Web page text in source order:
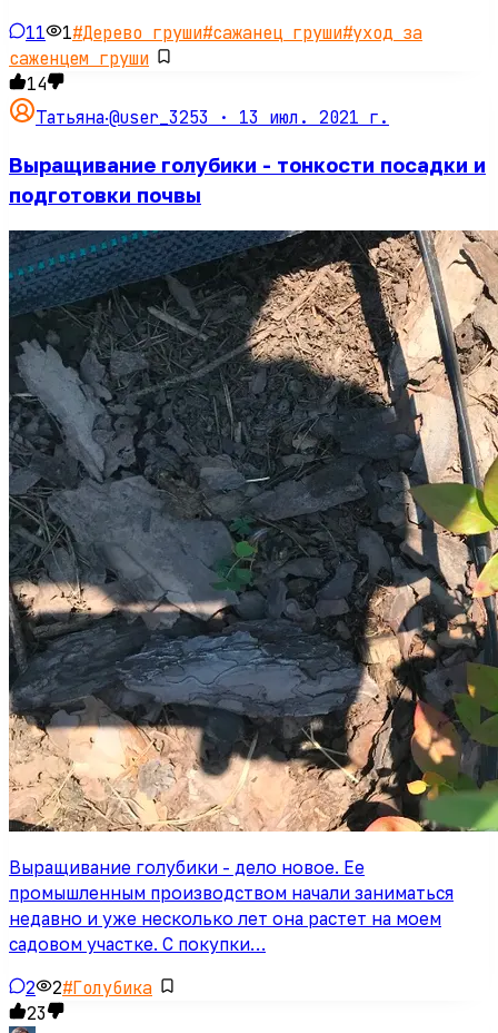
11 1#Дерево груши#сажанец груши#уход за
саженцем груши
14
Татьяна·@user_3253 · 13 июл. 2021 г.
Выращивание голубики - тонкости посадки и
подготовки почвы
Выращивание голубики - дело новое. Ее
промышленным производством начали заниматься
недавно и уже несколько лет она растет на моем
садовом участке. С покупки…
2 2#Голубика
23